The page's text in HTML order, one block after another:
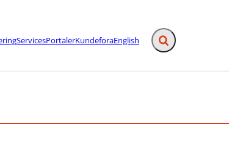
ServicesPortalerKundeforaEnglish Fold søgefelt ud
links